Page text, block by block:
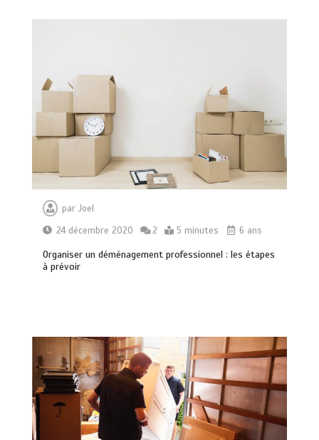
parJoel
24 décembre 2020
2 5 minutes 6 ans
Organiser un déménagement professionnel : les étapes
à prévoir